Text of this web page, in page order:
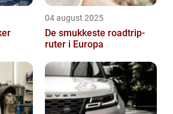
04 august 2025
De smukkeste roadtrip-
ruter i Europa